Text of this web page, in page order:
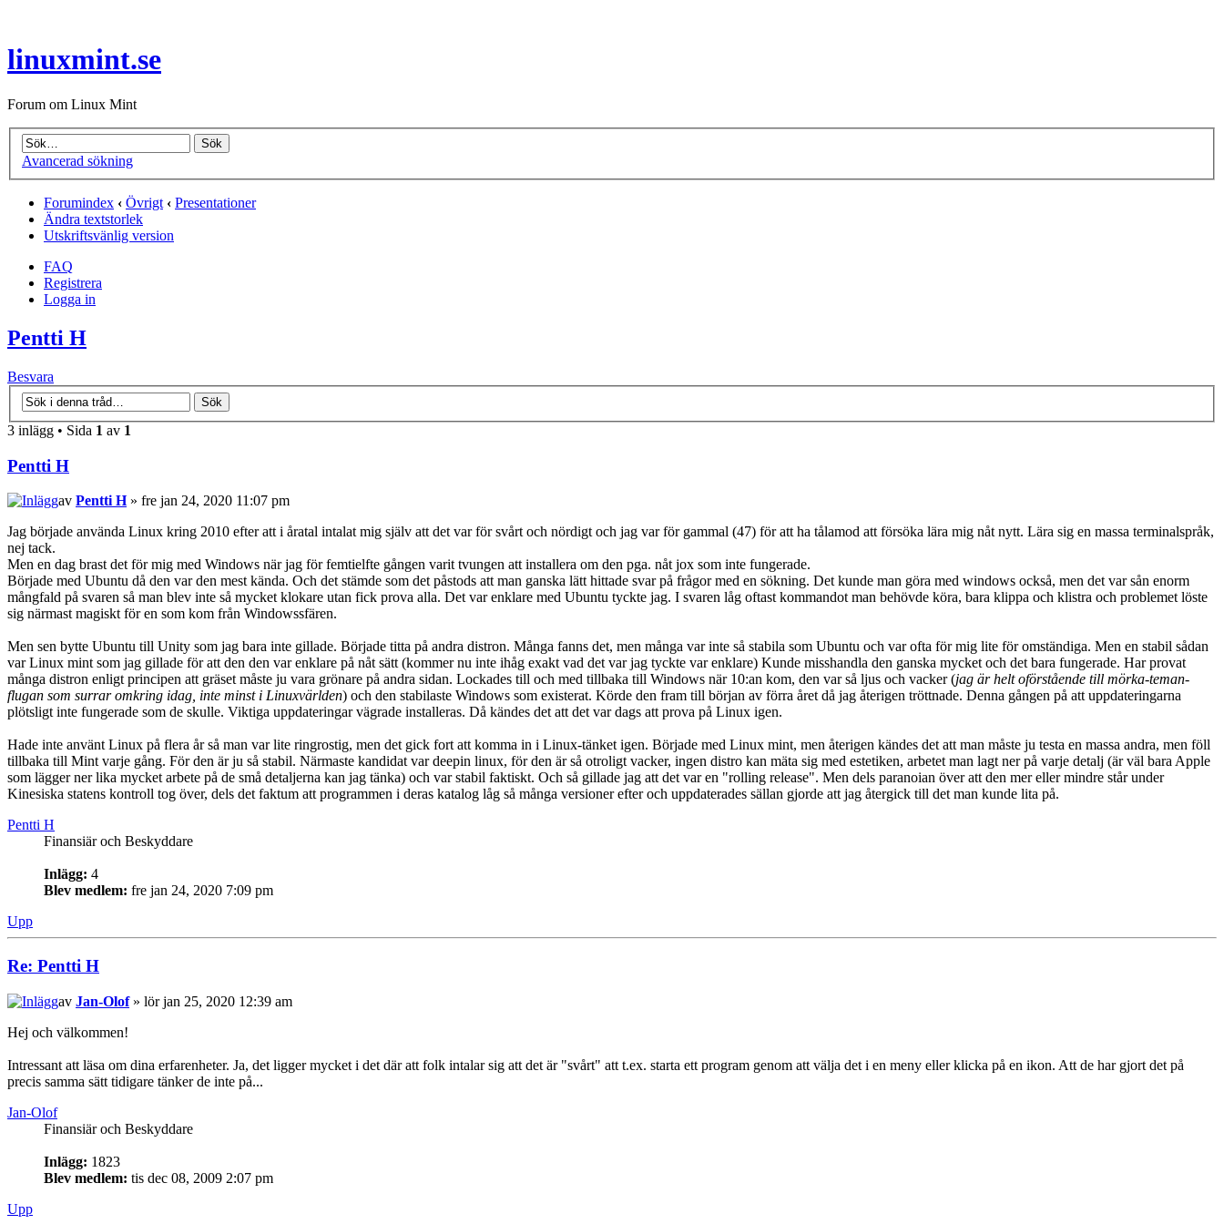
linuxmint.se
Forum om Linux Mint
Avancerad sökning
Forumindex ‹ Övrigt ‹ Presentationer
Ändra textstorlek
Utskriftsvänlig version
FAQ
Registrera
Logga in
Pentti H
Besvara
3 inlägg • Sida 1 av 1
Pentti H
av Pentti H» fre jan 24, 2020 11:07 pm
Jag började använda Linux kring 2010 efter att i åratal intalat mig själv att det var för svårt och nördigt och jag var för gammal (47) för att ha tålamod att försöka lära mig nåt nytt. Lära sig en massa terminalspråk,
nej tack.
Men en dag brast det för mig med Windows när jag för femtielfte gången varit tvungen att installera om den pga. nåt jox som inte fungerade.
Började med Ubuntu då den var den mest kända. Och det stämde som det påstods att man ganska lätt hittade svar på frågor med en sökning. Det kunde man göra med windows också, men det var sån enorm
mångfald på svaren så man blev inte så mycket klokare utan fick prova alla. Det var enklare med Ubuntu tyckte jag. I svaren låg oftast kommandot man behövde köra, bara klippa och klistra och problemet löste
sig närmast magiskt för en som kom från Windowssfären.
Men sen bytte Ubuntu till Unity som jag bara inte gillade. Började titta på andra distron. Många fanns det, men många var inte så stabila som Ubuntu och var ofta för mig lite för omständiga. Men en stabil sådan
var Linux mint som jag gillade för att den den var enklare på nåt sätt (kommer nu inte ihåg exakt vad det var jag tyckte var enklare) Kunde misshandla den ganska mycket och det bara fungerade. Har provat
många distron enligt principen att gräset måste ju vara grönare på andra sidan. Lockades till och med tillbaka till Windows när 10:an kom, den var så ljus och vacker (jag är helt oförstående till mörka-teman-
flugan som surrar omkring idag, inte minst i Linuxvärlden) och den stabilaste Windows som existerat. Körde den fram till början av förra året då jag återigen tröttnade. Denna gången på att uppdateringarna
plötsligt inte fungerade som de skulle. Viktiga uppdateringar vägrade installeras. Då kändes det att det var dags att prova på Linux igen.
Hade inte använt Linux på flera år så man var lite ringrostig, men det gick fort att komma in i Linux-tänket igen. Började med Linux mint, men återigen kändes det att man måste ju testa en massa andra, men föll
tillbaka till Mint varje gång. För den är ju så stabil. Närmaste kandidat var deepin linux, för den är så otroligt vacker, ingen distro kan mäta sig med estetiken, arbetet man lagt ner på varje detalj (är väl bara Apple
som lägger ner lika mycket arbete på de små detaljerna kan jag tänka) och var stabil faktiskt. Och så gillade jag att det var en "rolling release". Men dels paranoian över att den mer eller mindre står under
Kinesiska statens kontroll tog över, dels det faktum att programmen i deras katalog låg så många versioner efter och uppdaterades sällan gjorde att jag återgick till det man kunde lita på.
Pentti H
Finansiär och Beskyddare
Inlägg: 4
Blev medlem: fre jan 24, 2020 7:09 pm
Upp
Re: Pentti H
av Jan-Olof» lör jan 25, 2020 12:39 am
Hej och välkommen!
Intressant att läsa om dina erfarenheter. Ja, det ligger mycket i det där att folk intalar sig att det är "svårt" att t.ex. starta ett program genom att välja det i en meny eller klicka på en ikon. Att de har gjort det på
precis samma sätt tidigare tänker de inte på...
Jan-Olof
Finansiär och Beskyddare
Inlägg: 1823
Blev medlem: tis dec 08, 2009 2:07 pm
Upp